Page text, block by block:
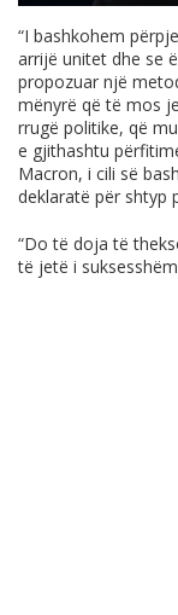
“I bashkohem
arrijë unitet dhe se
propozuar një
mënyrë që të mos
rrugë politike, që
e gjithashtu
Macron, i cili së
deklaratë për shtyp
“Do të doja të
të jetë i